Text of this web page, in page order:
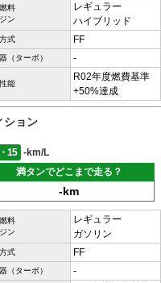
料
ン
レギュラー
ハイブリッド
式 FF
（ターボ） -
能
R02年度燃費基準
+50%達成
ション
15
-km/L
満タンでどこまで走る？
-km
料
ン
レギュラー
ガソリン
式 FF
（ターボ） -